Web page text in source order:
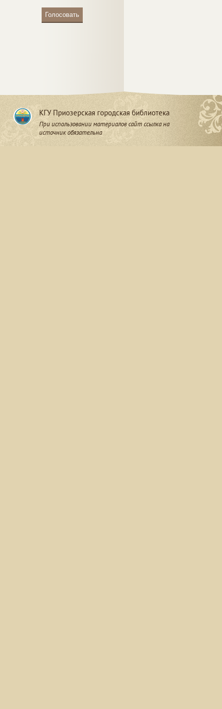
Голосовать
КГУ Приозерская городская библиотека
При использовании материалов сайт ссылка на
источник обязательна